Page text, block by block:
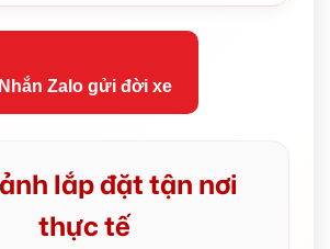
Nhắn Zalo gửi đời xe
lắp đặt tận nơi
thực tế